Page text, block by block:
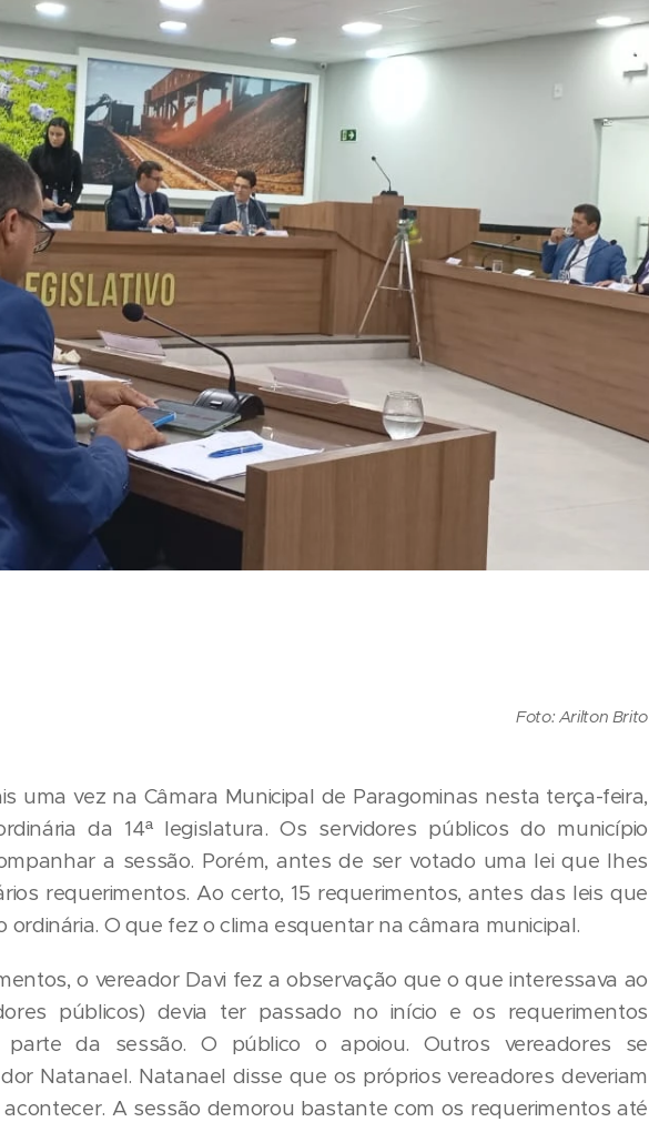
Foto: Arilton Brito
uma vez na Câmara Municipal de Paragominas nesta terça-feira,
da 14ª legislatura. Os servidores públicos do município
a sessão. Porém, antes de ser votado uma lei que lhes
requerimentos. Ao certo, 15 requerimentos, antes das leis que
ordinária. O que fez o clima esquentar na câmara municipal.
o vereador Davi fez a observação que o que interessava ao
públicos) devia ter passado no início e os requerimentos
da sessão. O público o apoiou. Outros vereadores se
Natanael. Natanael disse que os próprios vereadores deveriam
A sessão demorou bastante com os requerimentos até